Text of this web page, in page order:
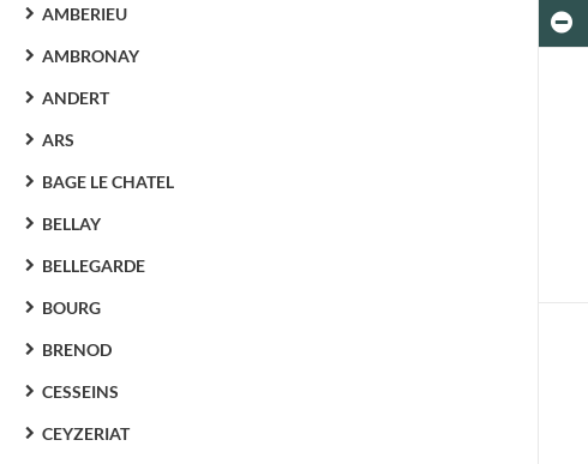
AMBERIEU
AMBRONAY
ANDERT
ARS
BAGE LE CHATEL
BELLAY
BELLEGARDE
BOURG
BRENOD
CESSEINS
CEYZERIAT